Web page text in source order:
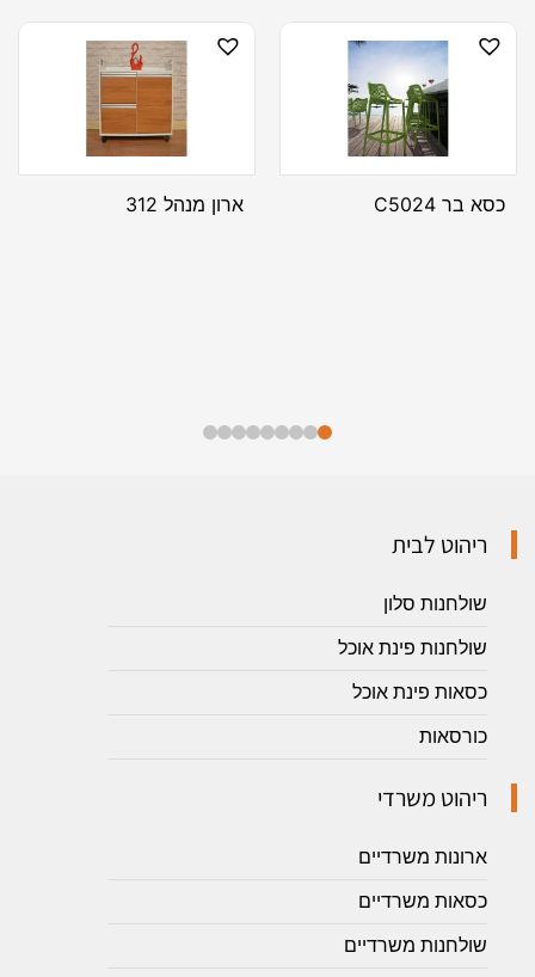
כסא בר C5024 ארון מנהל 312
ריהוט לבית
שולחנות סלון
שולחנות פינת אוכל
כסאות פינת אוכל
כורסאות
ריהוט משרדי
ארונות משרדיים
כסאות משרדיים
שולחנות משרדיים